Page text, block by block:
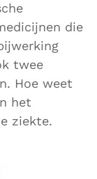
die
twee
Hoe weet
het
ziekte.